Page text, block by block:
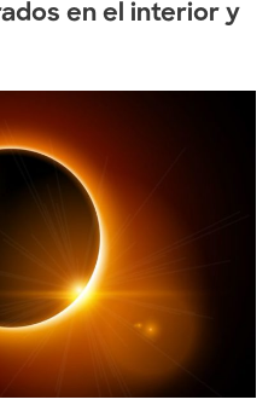
en el interior y